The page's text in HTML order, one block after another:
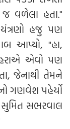
વળેલા હતા."
હજુ પણ
આપ્યો, "હા,
એવો પણ
જેનાથી તેમને
ગણવેશ પહેર્યો
સભરવાલ